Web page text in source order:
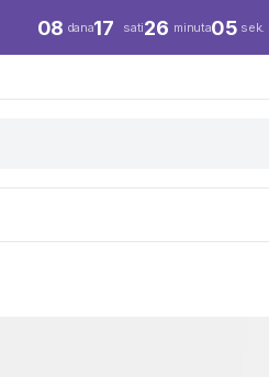
08 dana17 sati26 minuta04 sek.